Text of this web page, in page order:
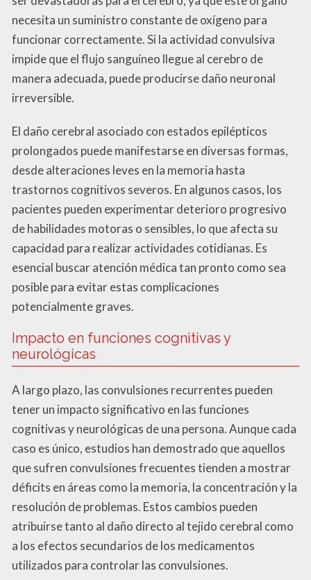
necesita un suministro constante de oxígeno para
funcionar correctamente. Si la actividad convulsiva
impide que el flujo sanguíneo llegue al cerebro de
manera adecuada, puede producirse daño neuronal
irreversible.
El daño cerebral asociado con estados epilépticos
prolongados puede manifestarse en diversas formas,
desde alteraciones leves en la memoria hasta
trastornos cognitivos severos. En algunos casos, los
pacientes pueden experimentar deterioro progresivo
de habilidades motoras o sensibles, lo que afecta su
capacidad para realizar actividades cotidianas. Es
esencial buscar atención médica tan pronto como sea
posible para evitar estas complicaciones
potencialmente graves.
Impacto en funciones cognitivas y
neurológicas
A largo plazo, las convulsiones recurrentes pueden
tener un impacto significativo en las funciones
cognitivas y neurológicas de una persona. Aunque cada
caso es único, estudios han demostrado que aquellos
que sufren convulsiones frecuentes tienden a mostrar
déficits en áreas como la memoria, la concentración y la
resolución de problemas. Estos cambios pueden
atribuirse tanto al daño directo al tejido cerebral como
a los efectos secundarios de los medicamentos
utilizados para controlar las convulsiones.